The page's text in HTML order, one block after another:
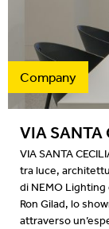
Resources
What's on
2022
2021
2020
2019
2019
Company
VIA SANTA
VIA SANTA
tra luce,
di NEMO
Ron Gilad, lo
attraverso